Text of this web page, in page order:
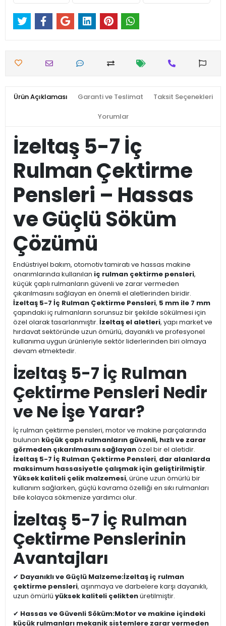
Ürün Açıklaması Garanti ve Teslimat Taksit Seçenekleri
Yorumlar
İzeltaş 5-7 İç
Rulman Çektirme
Pensleri – Hassas
ve Güçlü Söküm
Çözümü
Endüstriyel bakım, otomotiv tamiratı ve hassas makine
onarımlarında kullanılan iç rulman çektirme pensleri,
küçük çaplı rulmanların güvenli ve zarar vermeden
çıkarılmasını sağlayan en önemli el aletlerinden biridir.
İzeltaş 5-7 İç Rulman Çektirme Pensleri, 5 mm ile 7 mm
çapındaki iç rulmanların sorunsuz bir şekilde sökülmesi için
özel olarak tasarlanmıştır. İzeltaş el aletleri, yapı market ve
hırdavat sektöründe uzun ömürlü, dayanıklı ve profesyonel
kullanıma uygun ürünleriyle sektör liderlerinden biri olmaya
devam etmektedir.
İzeltaş 5-7 İç Rulman
Çektirme Pensleri Nedir
ve Ne İşe Yarar?
İç rulman çektirme pensleri, motor ve makine parçalarında
bulunan küçük çaplı rulmanların güvenli, hızlı ve zarar
görmeden çıkarılmasını sağlayanözel bir el aletidir.
İzeltaş 5-7 İç Rulman Çektirme Pensleri, dar alanlarda
maksimum hassasiyetle çalışmak için geliştirilmiştir.
Yüksek kaliteli çelik malzemesi, ürüne uzun ömürlü bir
kullanım sağlarken, güçlü kavrama özelliği en sıkı rulmanları
bile kolayca sökmenize yardımcı olur.
İzeltaş 5-7 İç Rulman
Çektirme Penslerinin
Avantajları
✔ Dayanıklı ve Güçlü Malzeme:İzeltaş iç rulman
çektirme pensleri, aşınmaya ve darbelere karşı dayanıklı,
uzun ömürlü yüksek kaliteli çeliktenüretilmiştir.
✔ Hassas ve Güvenli Söküm:Motor ve makine içindeki
küçük rulmanları mekanik sistemlere zarar vermeden